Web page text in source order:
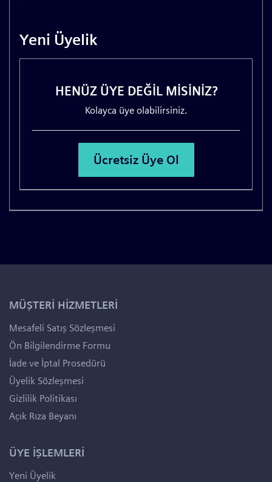
Yeni Üyelik
HENÜZ ÜYE DEĞİL MİSİNİZ?
Kolayca üye olabilirsiniz.
Ücretsiz Üye Ol
MÜŞTERİ HİZMETLERİ
Mesafeli Satış Sözleşmesi
Ön Bilgilendirme Formu
İade ve İptal Prosedürü
Üyelik Sözleşmesi
Gizlilik Politikası
Açık Rıza Beyanı
ÜYE İŞLEMLERİ
Yeni Üyelik